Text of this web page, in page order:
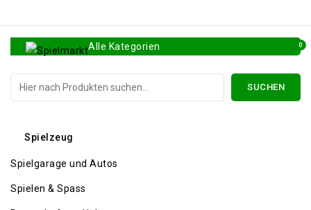
0
SUCHEN
Alle Kategorien
Spielzeug
Spielgarage und Autos
Spielen & Spass